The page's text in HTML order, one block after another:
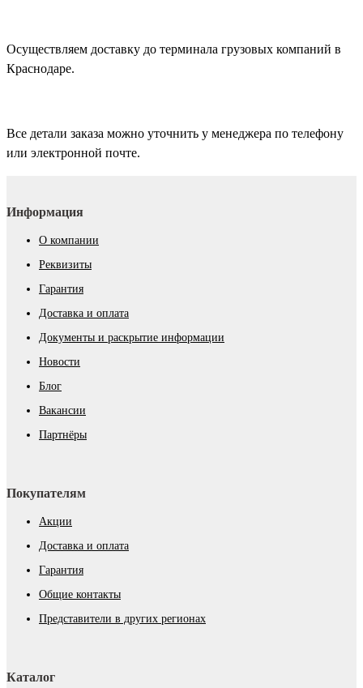
Осуществляем доставку до терминала грузовых компаний в
Краснодаре.
Все детали заказа можно уточнить у менеджера по телефону
или электронной почте.
Информация
О компании
Реквизиты
Гарантия
Доставка и оплата
Документы и раскрытие информации
Новости
Блог
Вакансии
Партнёры
Покупателям
Акции
Доставка и оплата
Гарантия
Общие контакты
Представители в других регионах
Каталог